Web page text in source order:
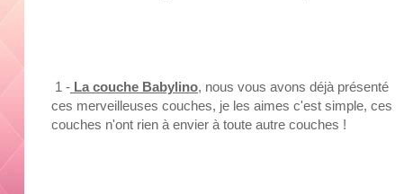
1 - La couche Babylino, nous vous avons déjà présenté
ces merveilleuses couches, je les aimes c'est simple, ces
couches n'ont rien à envier à toute autre couches !